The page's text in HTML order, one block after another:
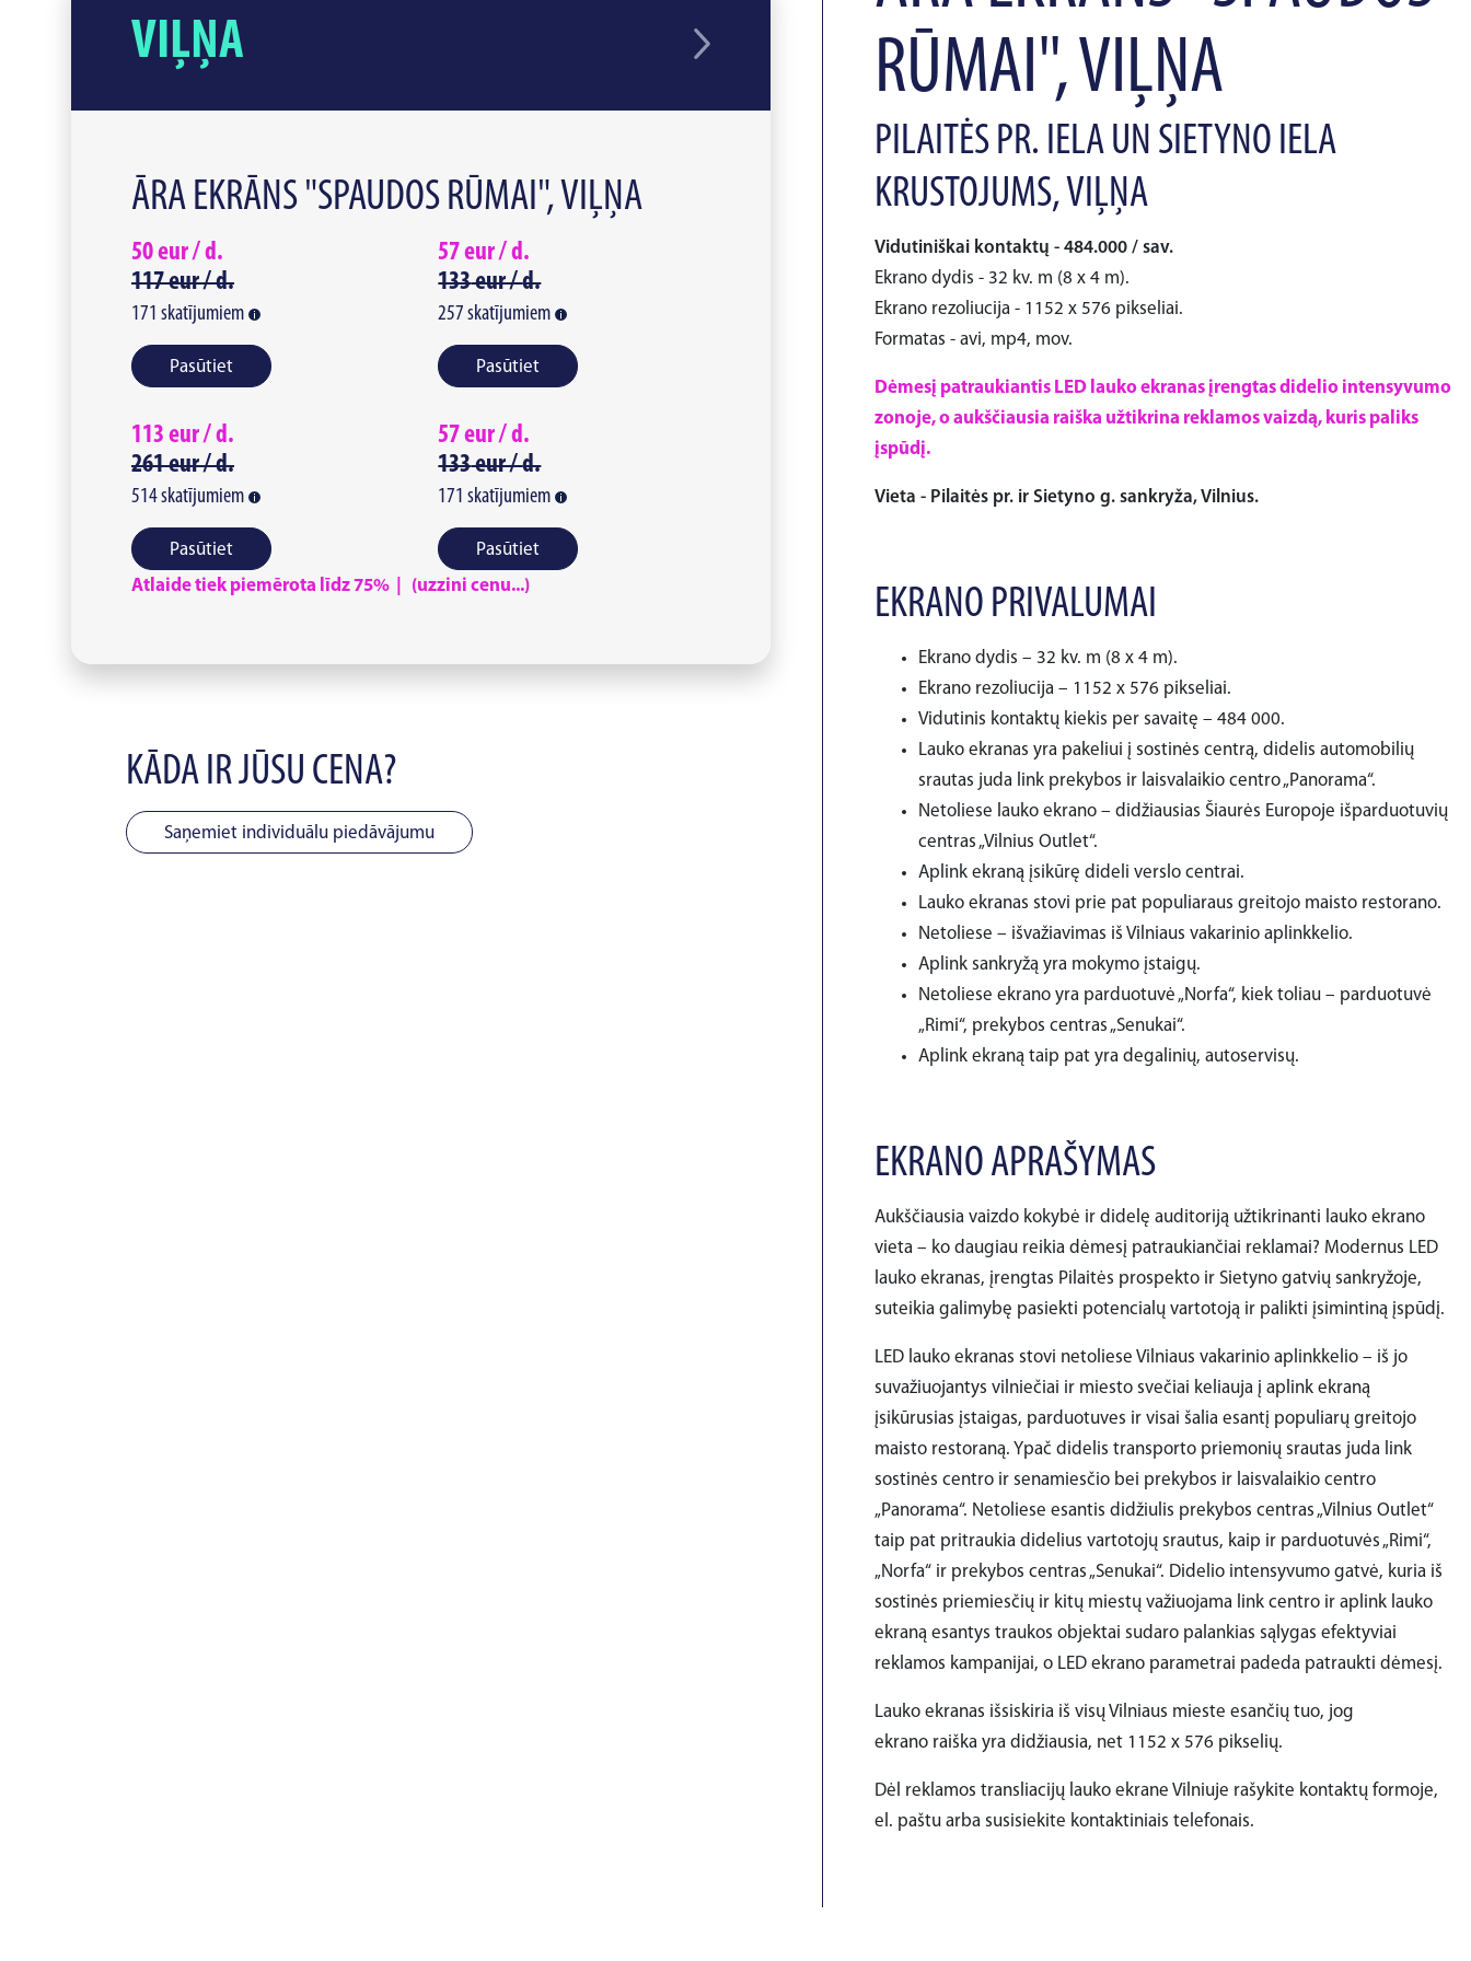
VIĻŅA
ĀRA EKRĀNS "SPAUDOS RŪMAI", VIĻŅA
50eur /d.
117eur /d.
171 skatījumiem
Pasūtiet
57eur /d.
133eur /d.
257 skatījumiem
Pasūtiet
113 eur /d.
261eur /d.
514skatījumiem
Pasūtiet
57eur /d.
133eur /d.
171 skatījumiem
Pasūtiet
Atlaide tiek piemērota līdz 75% | (uzzini cenu...)
KĀDA IR JŪSU CENA?
Saņemiet individuālu piedāvājumu
RŪMAI", VIĻŅA
PILAITĖS PR. IELA UN SIETYNO IELA
KRUSTOJUMS, VIĻŅA
Vidutiniškai kontaktų - 484.000 / sav.
Ekrano dydis - 32 kv. m (8 x 4 m).
Ekrano rezoliucija - 1152 x 576 pikseliai.
Formatas - avi, mp4, mov.
Dėmesį patraukiantis LED lauko ekranas įrengtas didelio intensyvumo
zonoje, o aukščiausia raiška užtikrina reklamos vaizdą, kuris paliks
įspūdį.
Vieta - Pilaitės pr. ir Sietyno g. sankryža, Vilnius.
EKRANO PRIVALUMAI
Ekrano dydis – 32 kv. m (8 x 4 m).
Ekrano rezoliucija – 1152 x 576 pikseliai.
Vidutinis kontaktų kiekis per savaitę – 484 000.
Lauko ekranas yra pakeliui į sostinės centrą, didelis automobilių
srautas juda link prekybos ir laisvalaikio centro „Panorama“.
Netoliese lauko ekrano – didžiausias Šiaurės Europoje išparduotuvių
centras „Vilnius Outlet“.
Aplink ekraną įsikūrę dideli verslo centrai.
Lauko ekranas stovi prie pat populiaraus greitojo maisto restorano.
Netoliese – išvažiavimas iš Vilniaus vakarinio aplinkkelio.
Aplink sankryžą yra mokymo įstaigų.
Netoliese ekrano yra parduotuvė „Norfa“, kiek toliau – parduotuvė
„Rimi“, prekybos centras „Senukai“.
Aplink ekraną taip pat yra degalinių, autoservisų.
EKRANO APRAŠYMAS
Aukščiausia vaizdo kokybė ir didelę auditoriją užtikrinanti lauko ekrano
vieta – ko daugiau reikia dėmesį patraukiančiai reklamai? Modernus LED
lauko ekranas, įrengtas Pilaitės prospekto ir Sietyno gatvių sankryžoje,
suteikia galimybę pasiekti potencialų vartotoją ir palikti įsimintiną įspūdį.
LED lauko ekranas stovi netoliese Vilniaus vakarinio aplinkkelio – iš jo
suvažiuojantys vilniečiai ir miesto svečiai keliauja į aplink ekraną
įsikūrusias įstaigas, parduotuves ir visai šalia esantį populiarų greitojo
maisto restoraną. Ypač didelis transporto priemonių srautas juda link
sostinės centro ir senamiesčio bei prekybos ir laisvalaikio centro
„Panorama“. Netoliese esantis didžiulis prekybos centras „Vilnius Outlet“
taip pat pritraukia didelius vartotojų srautus, kaip ir parduotuvės „Rimi“,
„Norfa“ ir prekybos centras „Senukai“. Didelio intensyvumo gatvė, kuria iš
sostinės priemiesčių ir kitų miestų važiuojama link centro ir aplink lauko
ekraną esantys traukos objektai sudaro palankias sąlygas efektyviai
reklamos kampanijai, o LED ekrano parametrai padeda patraukti dėmesį.
Lauko ekranas išsiskiria iš visų Vilniaus mieste esančių tuo, jog
ekrano raiška yra didžiausia, net 1152 x 576 pikselių.
Dėl reklamos transliacijų lauko ekrane Vilniuje rašykite kontaktų formoje,
el. paštu arba susisiekite kontaktiniais telefonais.